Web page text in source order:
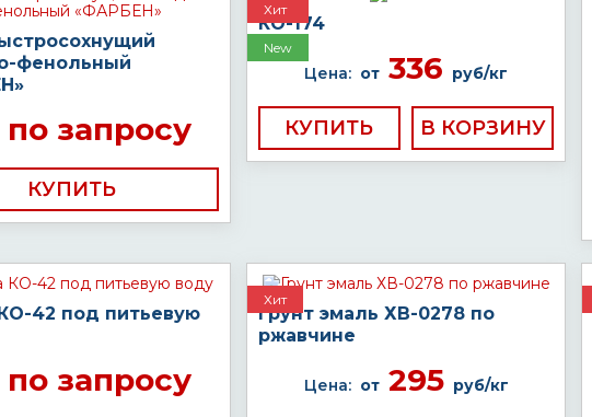
фенольный
запросу
КУПИТЬ
Хит
New
КО-174
Цена: от 336 руб/кг
КУПИТЬ
42 под питьевую
запросу
Хит
Грунт эмаль ХВ-0278 по
ржавчине
Цена: от295 руб/кг